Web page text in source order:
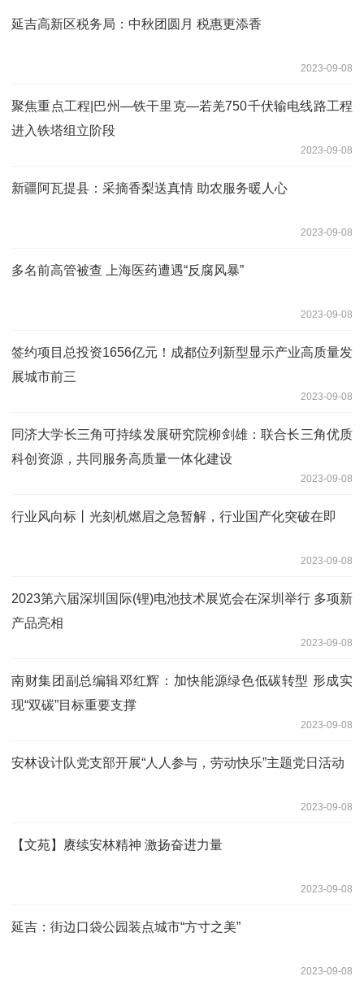
延吉高新区税务局：中秋团圆月 税惠更添香
2023-09-08
聚焦重点工程|巴州—铁干里克—若羌750千伏输电线路工程
进入铁塔组立阶段
2023-09-08
新疆阿瓦提县：采摘香梨送真情 助农服务暖人心
2023-09-08
多名前高管被查 上海医药遭遇“反腐风暴”
2023-09-08
签约项目总投资1656亿元！成都位列新型显示产业高质量发
展城市前三
2023-09-08
同济大学长三角可持续发展研究院柳剑雄：联合长三角优质
科创资源，共同服务高质量一体化建设
2023-09-08
行业风向标丨光刻机燃眉之急暂解，行业国产化突破在即
2023-09-08
2023第六届深圳国际(锂)电池技术展览会在深圳举行 多项新
产品亮相
2023-09-08
南财集团副总编辑邓红辉：加快能源绿色低碳转型 形成实
现“双碳”目标重要支撑
2023-09-08
安林设计队党支部开展“人人参与，劳动快乐”主题党日活动
2023-09-08
【文苑】赓续安林精神 激扬奋进力量
2023-09-08
延吉：街边口袋公园装点城市“方寸之美”
2023-09-08